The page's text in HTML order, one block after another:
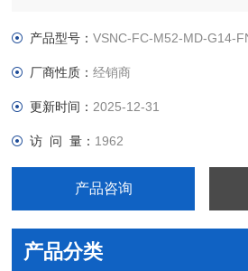
3）介质粘度，通常在50cSt以下。若超
产品型号：VSNC-FC-M52-MD-G14-
厂商性质：经销商
更新时间： 2025-12-31
访 问 量： 1962
产品咨询
产品分类